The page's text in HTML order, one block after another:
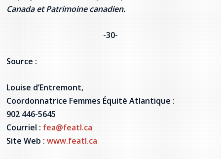
Canada et Patrimoine canadien.
-30-
Source :
Louise d’Entremont,
Coordonnatrice Femmes Équité Atlantique :
902 446-5645
Courriel : fea@featl.ca
Site Web : www.featl.ca